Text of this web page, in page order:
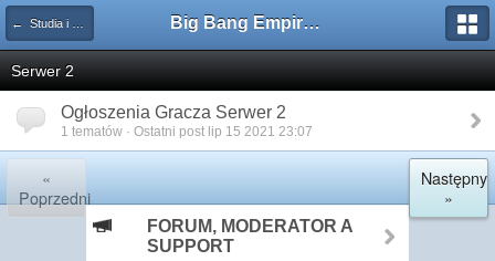
← Studia i Gracza Big Bang Empire - Forum
Serwer 2
Ogłoszenia Gracza Serwer 2
1 tematów · Ostatni post lip 15 2021 23:07
«
Poprzedni
Następny
»
FORUM, MODERATOR A
SUPPORT